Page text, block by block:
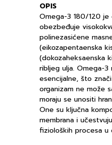
OPIS
Omega-3 180/120 je
obezbeđuje
polinezasićene
(eikozapentaenska
(dokozaheksaenska
ribljeg ulja. Omega-3
esencijalne, što
organizam ne može
moraju se unositi
One su ključna
membrana i
fizioloških procesa u